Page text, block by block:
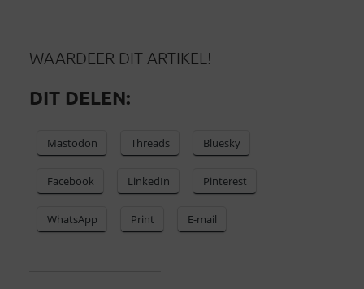
WAARDEER DIT ARTIKEL!
DIT DELEN:
Mastodon Threads Bluesky
Facebook LinkedIn Pinterest
WhatsApp Print E-mail